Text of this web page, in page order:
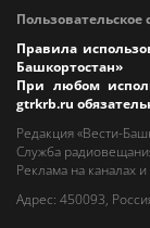
Правила
Башкортостан»
При любом
gtrkrb.ru
Редакция «Вести-
Cлужба
Реклама на каналах и
Адрес: 450093,